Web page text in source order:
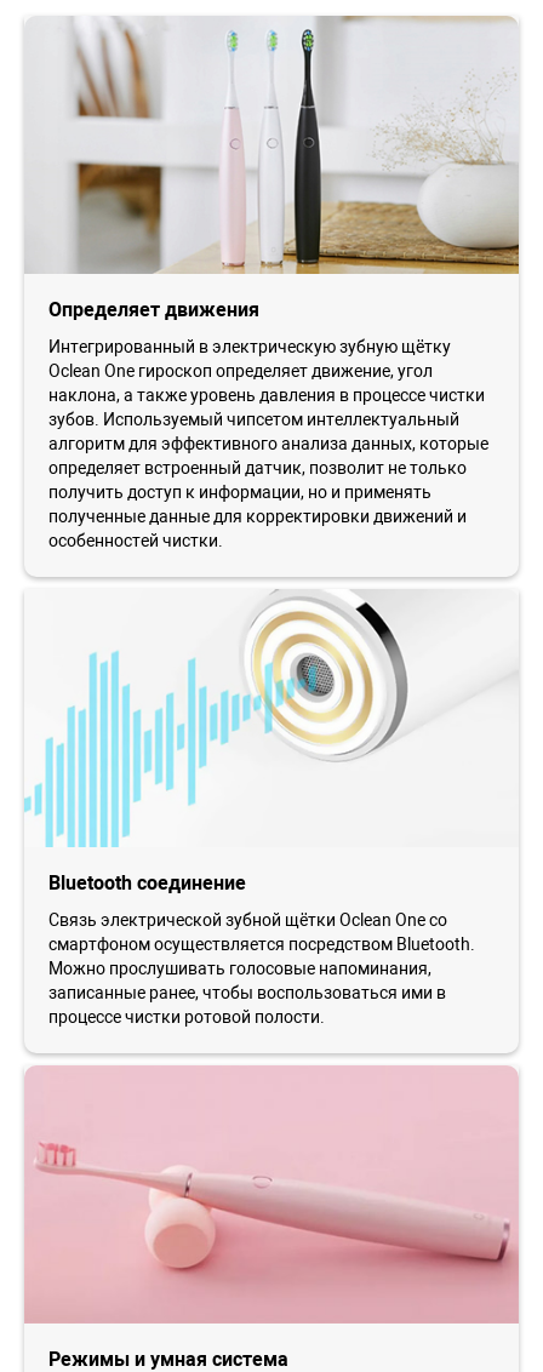
Определяет движения
Интегрированный в электрическую зубную щётку
Oclean One гироскоп определяет движение, угол
наклона, а также уровень давления в процессе чистки
зубов. Используемый чипсетом интеллектуальный
алгоритм для эффективного анализа данных, которые
определяет встроенный датчик, позволит не только
получить доступ к информации, но и применять
полученные данные для корректировки движений и
особенностей чистки.
Bluetooth соединение
Связь электрической зубной щётки Oclean One со
смартфоном осуществляется посредством Bluetooth.
Можно прослушивать голосовые напоминания,
записанные ранее, чтобы воспользоваться ими в
процессе чистки ротовой полости.
Режимы и умная система